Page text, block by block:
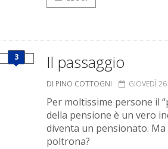
3 Il passaggio
DI PINO COTTOGNI GIOVEDÌ
Per moltissime persone il
della pensione è un vero
diventa un pensionato.
poltrona?